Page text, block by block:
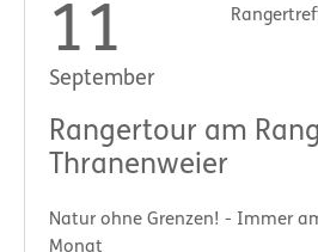
11
September
Rangertour am
Thranenweier
Natur ohne Grenzen! - Immer
Monat